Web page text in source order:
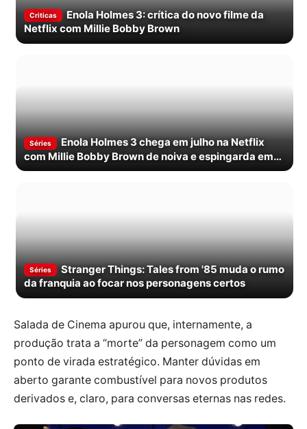
Criticas
Enola Holmes 3: crítica do novo filme da
Netflix com Millie Bobby Brown
Séries
Enola Holmes 3 chega em julho na Netflix
com Millie Bobby Brown de noiva e espingarda em
punho
Séries
Stranger Things: Tales from '85 muda o rumo
da franquia ao focar nos personagens certos
Salada de Cinema apurou que, internamente, a
produção trata a “morte” da personagem como um
ponto de virada estratégico. Manter dúvidas em
aberto garante combustível para novos produtos
derivados e, claro, para conversas eternas nas redes.